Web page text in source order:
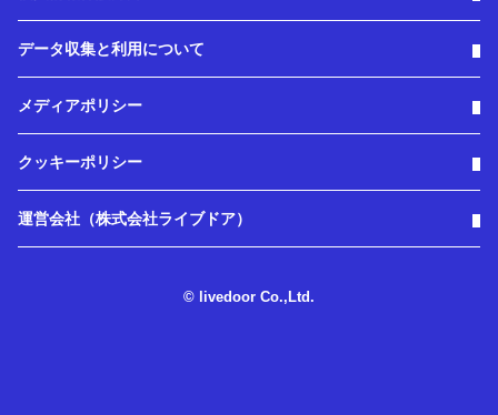
データ収集と利用について
メディアポリシー
クッキーポリシー
運営会社（株式会社ライブドア）
© livedoor Co.,Ltd.